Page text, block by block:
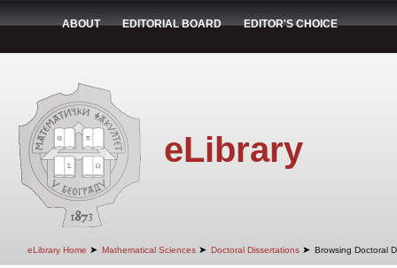
ABOUT EDITORIAL BOARD EDITOR'S CHOICE
eLibrary
eLibrary Home ➤ Mathematical Sciences ➤ Doctoral Dissertations ➤ Browsing Doctoral